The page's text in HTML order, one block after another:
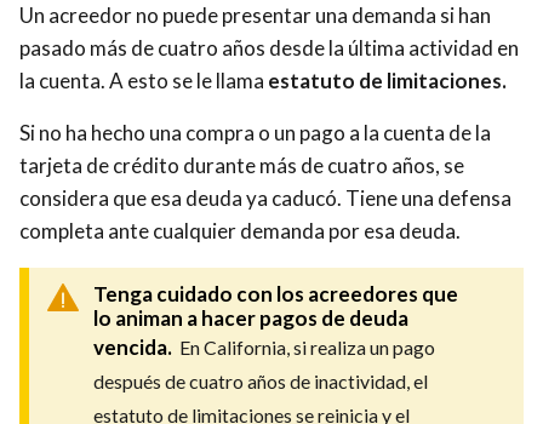
Un acreedor no puede presentar una demanda si han
pasado más de cuatro años desde la última actividad en
la cuenta. A esto se le llama estatuto de limitaciones.
Si no ha hecho una compra o un pago a la cuenta de la
tarjeta de crédito durante más de cuatro años, se
considera que esa deuda ya caducó. Tiene una defensa
completa ante cualquier demanda por esa deuda.
Tenga cuidado con los acreedores que
lo animan a hacer pagos de deuda
vencida. En California, si realiza un pago
después de cuatro años de inactividad, el
estatuto de limitaciones se reinicia y el